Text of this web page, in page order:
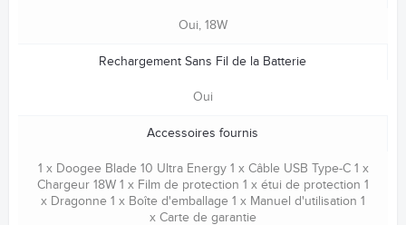
Oui, 18W
Rechargement Sans Fil de la Batterie
Oui
Accessoires fournis
1 x Doogee Blade 10 Ultra Energy 1 x Câble USB Type-C 1 x
Chargeur 18W 1 x Film de protection 1 x étui de protection 1
x Dragonne 1 x Boîte d'emballage 1 x Manuel d'utilisation 1
x Carte de garantie